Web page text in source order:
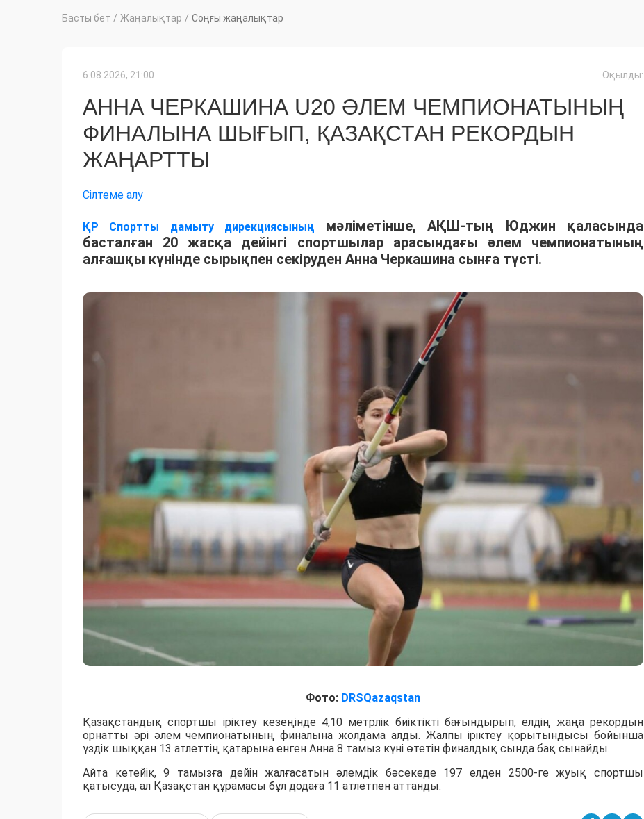
Басты бет / Жаңалықтар / Соңғы жаңалықтар
6.08.2026, 21:00 Оқылды:
АННА ЧЕРКАШИНА U20 ӘЛЕМ ЧЕМПИОНАТЫНЫҢ
ФИНАЛЫНА ШЫҒЫП, ҚАЗАҚСТАН РЕКОРДЫН
ЖАҢАРТТЫ
Сілтеме алу
ҚР Спортты дамыту дирекциясының
мәліметінше, АҚШ-тың Юджин қаласында
басталған 20 жасқа дейінгі спортшылар арасындағы әлем чемпионатының
алғашқы күнінде сырықпен секіруден Анна Черкашина сынға түсті.
Фото: DRSQazaqstan
Қазақстандық спортшы іріктеу кезеңінде 4,10 метрлік биіктікті бағындырып, елдің жаңа рекордын
орнатты әрі әлем чемпионатының финалына жолдама алды. Жалпы іріктеу қорытындысы бойынша
үздік шыққан 13 атлеттің қатарына енген Анна 8 тамыз күні өтетін финалдық сында бақ сынайды.
Айта кетейік, 9 тамызға дейін жалғасатын әлемдік бәсекеде 197 елден 2500-ге жуық спортшы
қатысуда, ал Қазақстан құрамасы бұл додаға 11 атлетпен аттанды.